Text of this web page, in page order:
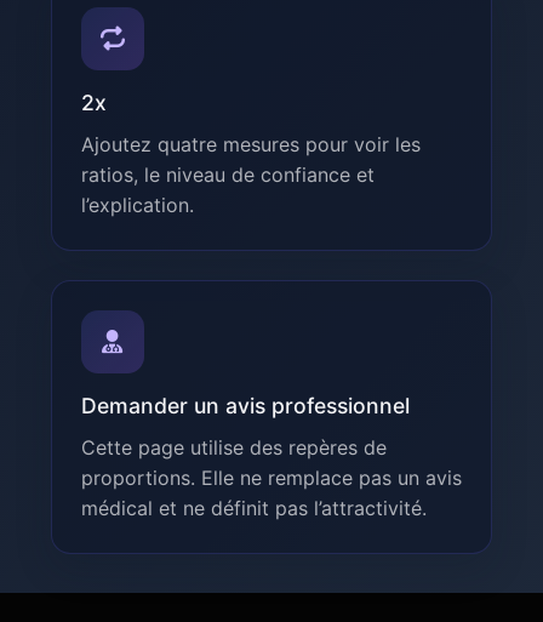
2x
Ajoutez quatre mesures pour voir les
ratios, le niveau de confiance et
l’explication.
Demander un avis professionnel
Cette page utilise des repères de
proportions. Elle ne remplace pas un avis
médical et ne définit pas l’attractivité.